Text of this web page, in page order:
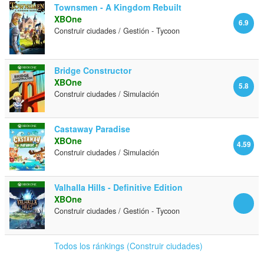
Townsmen - A Kingdom Rebuilt
6.9
XBOne
Construir ciudades / Gestión - Tycoon
Bridge Constructor
5.8
XBOne
Construir ciudades / Simulación
Castaway Paradise
4.59
XBOne
Construir ciudades / Simulación
Valhalla Hills - Definitive Edition
XBOne
Construir ciudades / Gestión - Tycoon
Todos los ránkings (Construir ciudades)